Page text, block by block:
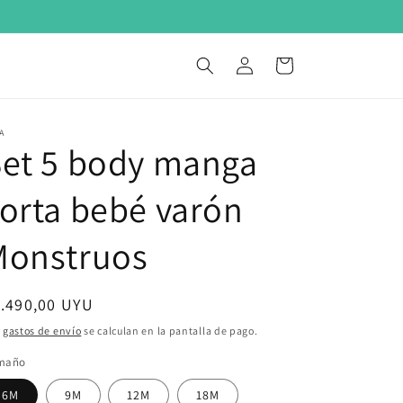
Iniciar
sesión
Carrito
5 body manga
bebé varón
UYU
gastos de envío se calculan en la pantalla de pago.
6M 9M 12M 18M